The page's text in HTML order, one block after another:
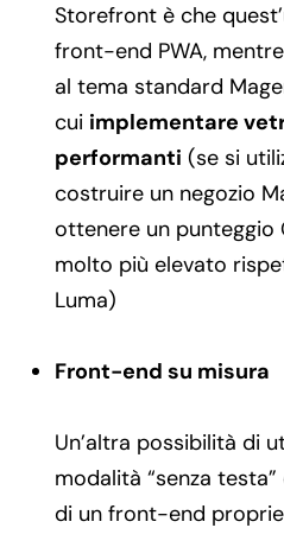
Storefront è che
front-end PWA,
al tema standard
cui implementare
performanti (se si
costruire un negozio
ottenere un punteggio
molto più elevato
Luma)
Front-end su misura
Un’altra possibilità di
modalità “senza
di un front-end